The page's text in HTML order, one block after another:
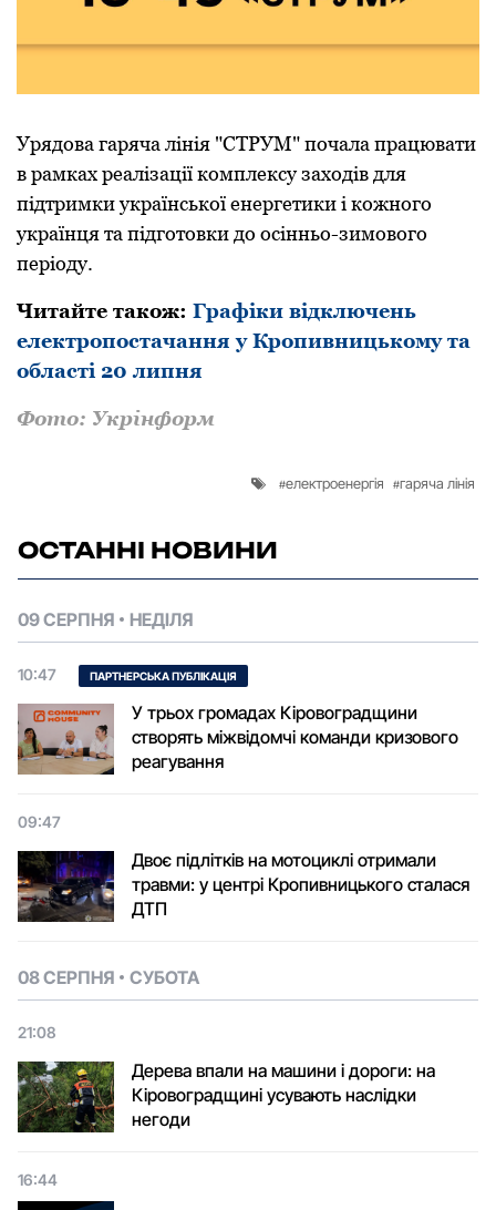
Урядова гаряча лінія "СТРУМ" почала працювати
в рамках реалізації комплексу заходів для
підтримки української енергетики і кожного
українця та підготовки до осінньо-зимового
періоду.
Читайте також: Графіки відключень
електропостачання у Кропивницькому та
області 20 липня
Фото: Укрінформ
електроенергія гаряча лінія
ОСТАННІ НОВИНИ
09 СЕРПНЯ НЕДІЛЯ
10:47 ПАРТНЕРСЬКА ПУБЛІКАЦІЯ
У трьох громадах Кіровоградщини
створять міжвідомчі команди кризового
реагування
09:47
Двоє підлітків на мотоциклі отримали
травми: у центрі Кропивницького сталася
ДТП
08 СЕРПНЯ СУБОТА
21:08
Дерева впали на машини і дороги: на
Кіровоградщині усувають наслідки
негоди
16:44